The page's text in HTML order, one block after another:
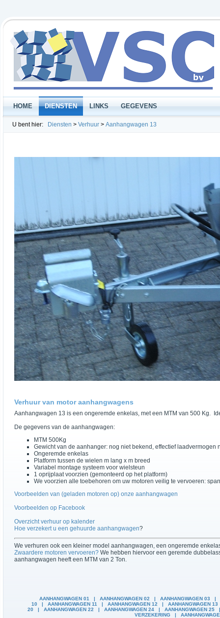
HOME DIENSTEN LINKS GEGEVENS
U bent hier: Diensten > Verhuur > Aanhangwagen 13
Verhuur van motor aanhangwagens
Aanhangwagen 13 is een ongeremde enkelas, met een MTM van 500 Kg.
De gegevens van de aanhangwagen:
MTM 500Kg
Gewicht van de aanhanger: nog niet bekend, effectief laadvermogen
Ongeremde enkelas
Platform tussen de wielen m lang x m breed
Variabel montage systeem voor wielsteun
1 oprijplaat voorzien (gemonteerd op het platform)
We voorzien alle toebehoren om uw motoren veilig te vervoeren:
Voorbeelden van (geladen motoren op) onze aanhangwagen
Voorbeelden op Facebook
Overzicht verhuur op kalender
Hoe verzekert u een gehuurde aanhangwagen?
We verhuren ook een kleiner model aanhangwagen, een ongeremde
Zwaardere motoren vervoeren? We hebben hiervoor een geremde
aanhangwagen heeft een MTM van 2 Ton.
AANHANGWAGEN 01 | AANHANGWAGEN 02 | AANHANGWAGEN 03 |
10 | AANHANGWAGEN 11 | AANHANGWAGEN 12 | AANHANGWAGEN 13
20 | AANHANGWAGEN 22 | AANHANGWAGEN 24| AANHANGWAGEN 25
VERZEKERING|